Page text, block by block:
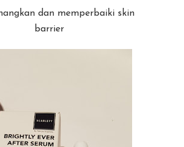
dan memperbaiki skin
barrier